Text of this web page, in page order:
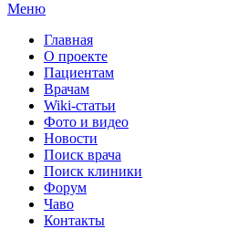
Меню
Главная
О проекте
Пациентам
Врачам
Wiki-статьи
Фото и видео
Новости
Поиск врача
Поиск клиники
Форум
Чаво
Контакты